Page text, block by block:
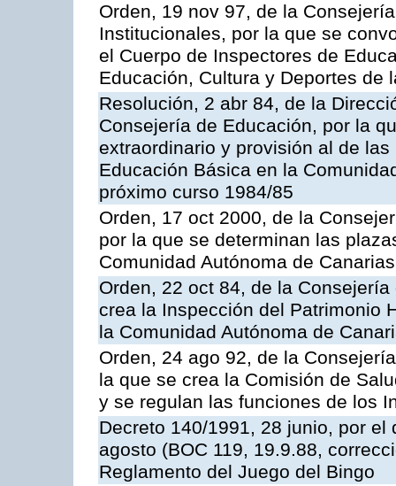
Orden, 19 nov 97, de la
Institucionales, por la que se
el Cuerpo de Inspectores de
Educación, Cultura y Deportes de
Resolución, 2 abr 84, de la
Consejería de Educación, por la
extraordinario y provisión al de
Educación Básica en la
próximo curso 1984/85
Orden, 17 oct 2000, de la
por la que se determinan las
Comunidad Autónoma de Canarias
Orden, 22 oct 84, de la
crea la Inspección del Patrimonio
la Comunidad Autónoma de
Orden, 24 ago 92, de la
la que se crea la Comisión de
y se regulan las funciones de los
Decreto 140/1991, 28 junio, por
agosto (BOC 119, 19.9.88,
Reglamento del Juego del Bingo